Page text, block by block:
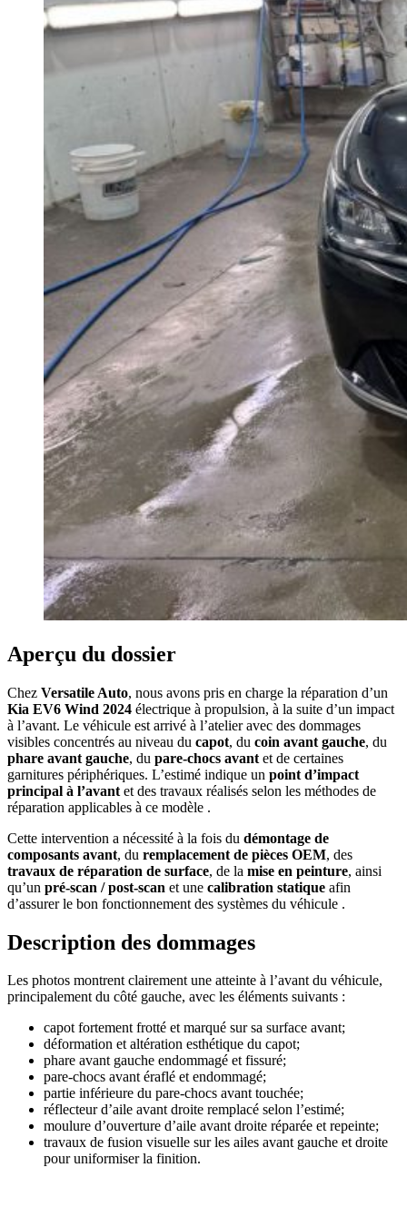
Aperçu du dossier
Chez Versatile Auto, nous avons pris en charge la réparation d’un
Kia EV6 Wind 2024 électrique à propulsion, à la suite d’un impact
à l’avant. Le véhicule est arrivé à l’atelier avec des dommages
visibles concentrés au niveau du capot, du coin avant gauche, du
phare avant gauche, du pare-chocs avant et de certaines
garnitures périphériques. L’estimé indique un point d’impact
principal à l’avant et des travaux réalisés selon les méthodes de
réparation applicables à ce modèle .
Cette intervention a nécessité à la fois du démontage de
composants avant, du remplacement de pièces OEM, des
travaux de réparation de surface, de la mise en peinture, ainsi
qu’un pré-scan / post-scan et une calibration statique afin
d’assurer le bon fonctionnement des systèmes du véhicule .
Description des dommages
Les photos montrent clairement une atteinte à l’avant du véhicule,
principalement du côté gauche, avec les éléments suivants :
capot fortement frotté et marqué sur sa surface avant;
déformation et altération esthétique du capot;
phare avant gauche endommagé et fissuré;
pare-chocs avant éraflé et endommagé;
partie inférieure du pare-chocs avant touchée;
réflecteur d’aile avant droite remplacé selon l’estimé;
moulure d’ouverture d’aile avant droite réparée et repeinte;
travaux de fusion visuelle sur les ailes avant gauche et droite
pour uniformiser la finition.